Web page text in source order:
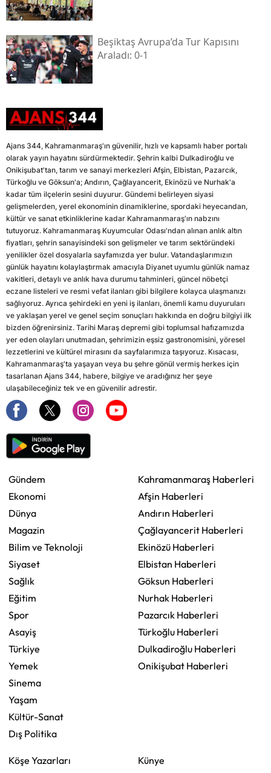
Beşiktaş Avrupa’da Tur Kapısını
Araladı: 0-1
Ajans 344, Kahramanmaraş'ın güvenilir, hızlı ve kapsamlı haber portalı
olarak yayın hayatını sürdürmektedir. Şehrin kalbi Dulkadiroğlu ve
Onikişubat'tan, tarım ve sanayi merkezleri Afşin, Elbistan, Pazarcık,
Türkoğlu ve Göksun'a; Andırın, Çağlayancerit, Ekinözü ve Nurhak'a
kadar tüm ilçelerin sesini duyurur. Gündemi belirleyen siyasi
gelişmelerden, yerel ekonominin dinamiklerine, spordaki heyecandan,
kültür ve sanat etkinliklerine kadar Kahramanmaraş'ın nabzını
tutuyoruz. Kahramanmaraş Kuyumcular Odası'ndan alınan anlık altın
fiyatları, şehrin sanayisindeki son gelişmeler ve tarım sektöründeki
yenilikler özel dosyalarla sayfamızda yer bulur. Vatandaşlarımızın
günlük hayatını kolaylaştırmak amacıyla Diyanet uyumlu günlük namaz
vakitleri, detaylı ve anlık hava durumu tahminleri, güncel nöbetçi
eczane listeleri ve resmi vefat ilanları gibi bilgilere kolayca ulaşmanızı
sağlıyoruz. Ayrıca şehirdeki en yeni iş ilanları, önemli kamu duyuruları
ve yaklaşan yerel ve genel seçim sonuçları hakkında en doğru bilgiyi ilk
bizden öğrenirsiniz. Tarihi Maraş depremi gibi toplumsal hafızamızda
yer eden olayları unutmadan, şehrimizin eşsiz gastronomisini, yöresel
lezzetlerini ve kültürel mirasını da sayfalarımıza taşıyoruz. Kısacası,
Kahramanmaraş'ta yaşayan veya bu şehre gönül vermiş herkes için
tasarlanan Ajans 344, habere, bilgiye ve aradığınız her şeye
ulaşabileceğiniz tek ve en güvenilir adrestir.
Gündem
Ekonomi
Dünya
Magazin
Bilim ve Teknoloji
Siyaset
Sağlık
Eğitim
Spor
Asayiş
Türkiye
Yemek
Sinema
Yaşam
Kültür-Sanat
Dış Politika
Kahramanmaraş Haberleri
Afşin Haberleri
Andırın Haberleri
Çağlayancerit Haberleri
Ekinözü Haberleri
Elbistan Haberleri
Göksun Haberleri
Nurhak Haberleri
Pazarcık Haberleri
Türkoğlu Haberleri
Dulkadiroğlu Haberleri
Onikişubat Haberleri
Köşe Yazarları
Künye